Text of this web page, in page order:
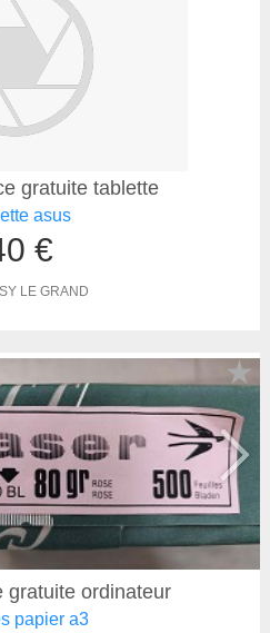
gratuite tablette
asus
€
LE GRAND
gratuite ordinateur
papier a3
★